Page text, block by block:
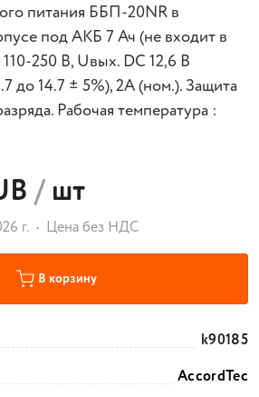
питания ББП-20NR в
под АКБ 7 Ач (не входит в
250 В, Uвых. DC 12,6 В
до 14.7 ± 5%), 2A (ном.). Защита
Рабочая температура :
/шт
г. Цена без НДС
В корзину
k90185
AccordTec